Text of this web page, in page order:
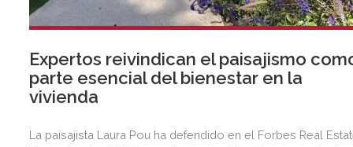
Expertos reivindican el paisajismo
parte esencial del bienestar en la
vivienda
La paisajista Laura Pou ha defendido en el Forbes Real